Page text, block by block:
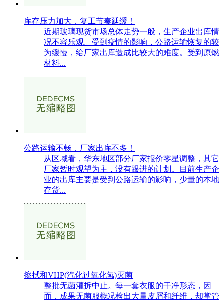
库存压力加大，复工节奏延缓！
近期玻璃现货市场总体走势一般，生产企业出库情
况不容乐观。受到疫情的影响，公路运输恢复的较
为缓慢，给厂家出库造成比较大的难度。受到原燃
材料...
公路运输不畅，厂家出库不多！
从区域看，华东地区部分厂家报价零星调整，其它
厂家暂时观望为主，没有跟进的计划。目前生产企
业的出库主要是受到公路运输的影响，少量的本地
存货...
擦拭和VHP(汽化过氧化氢)灭菌
整批无菌灌拆中止。每一套衣服的干净形态，因
而，成果无菌服概况检出大量皮屑和纤维，却掌管